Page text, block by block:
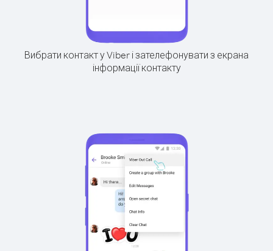
Вибрати контакт у Viber і зателефонувати з екрана
інформації контакту